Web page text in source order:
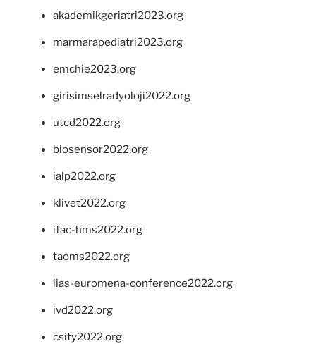
akademikgeriatri2023.org
marmarapediatri2023.org
emchie2023.org
girisimselradyoloji2022.org
utcd2022.org
biosensor2022.org
ialp2022.org
klivet2022.org
ifac-hms2022.org
taoms2022.org
iias-euromena-conference2022.org
ivd2022.org
csity2022.org